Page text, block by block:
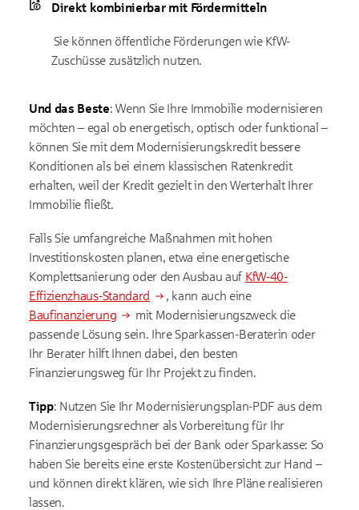
Direkt kombinierbar mit Fördermitteln
Sie können öffentliche Förderungen wie KfW-
Zuschüsse zusätzlich nutzen.
Und das Beste: Wenn Sie Ihre Immobilie modernisieren
möchten – egal ob energetisch, optisch oder funktional –
können Sie mit dem Modernisierungskredit bessere
Konditionen als bei einem klassischen Ratenkredit
erhalten, weil der Kredit gezielt in den Werterhalt Ihrer
Immobilie fließt.
Falls Sie umfangreiche Maßnahmen mit hohen
Investitionskosten planen, etwa eine energetische
Komplettsanierung oder den Ausbau auf KfW-40-
Effizienzhaus-Standard
, kann auch eine
Baufinanzierung
mit Modernisierungszweck die
passende Lösung sein. Ihre Sparkassen-Beraterin oder
Ihr Berater hilft Ihnen dabei, den besten
Finanzierungsweg für Ihr Projekt zu finden.
Tipp: Nutzen Sie Ihr Modernisierungsplan-PDF aus dem
Modernisierungsrechner als Vorbereitung für Ihr
Finanzierungsgespräch bei der Bank oder Sparkasse: So
haben Sie bereits eine erste Kostenübersicht zur Hand –
und können direkt klären, wie sich Ihre Pläne realisieren
lassen.